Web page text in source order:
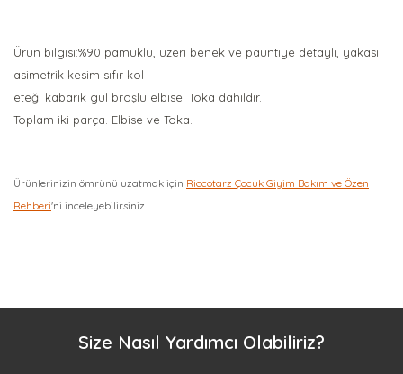
Ürün bilgisi:%90 pamuklu, üzeri benek ve pauntiye detaylı, yakası
asimetrik kesim sıfır kol
eteği kabarık gül broşlu elbise. Toka dahildir.
Toplam iki parça. Elbise ve Toka.
Ürünlerinizin ömrünü uzatmak için Riccotarz Çocuk Giyim Bakım ve Özen
Rehberi'ni inceleyebilirsiniz.
Size Nasıl Yardımcı Olabiliriz?